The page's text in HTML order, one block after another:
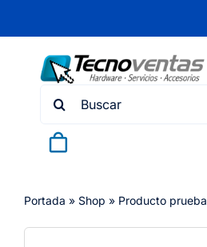
content
Search
Portada » Shop » Producto prueba